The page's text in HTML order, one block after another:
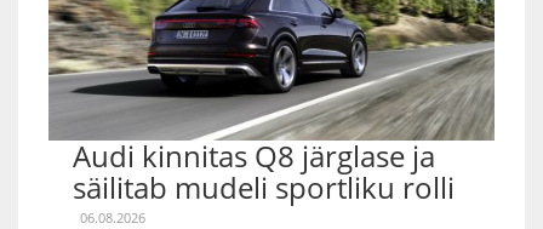
Audi kinnitas Q8 järglase ja
säilitab mudeli sportliku rolli
06.08.2026